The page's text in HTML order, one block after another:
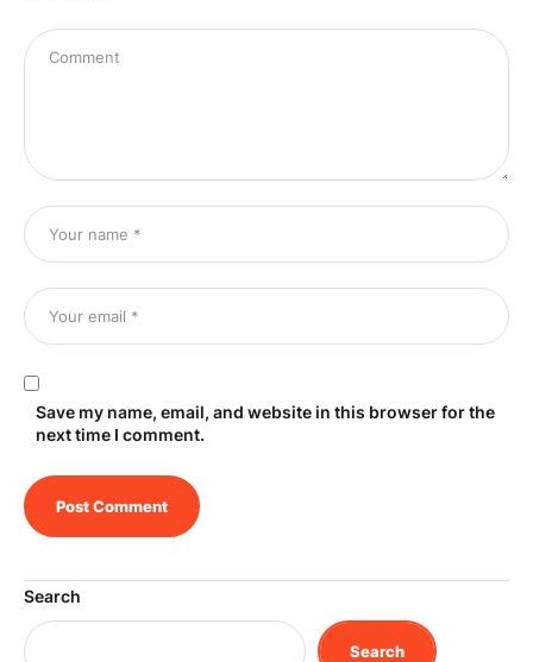
Save my name, email, and website in this browser for the
next time I comment.
Search
Search